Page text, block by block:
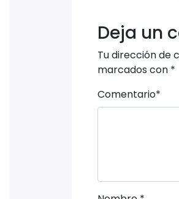
Deja un
Tu dirección de
marcados con *
Comentario*